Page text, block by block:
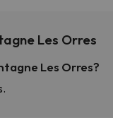
Les Orres
Les Orres?